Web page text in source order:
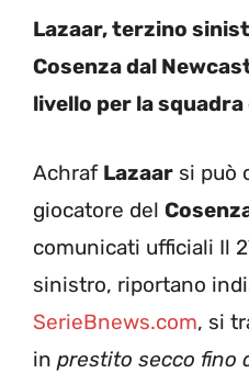
Lazaar, terzino
Cosenza dal
livello per la
Achraf Lazaar si può
giocatore del
comunicati ufficiali Il
sinistro, riportano
SerieBnews.com, si
in prestito secco fino